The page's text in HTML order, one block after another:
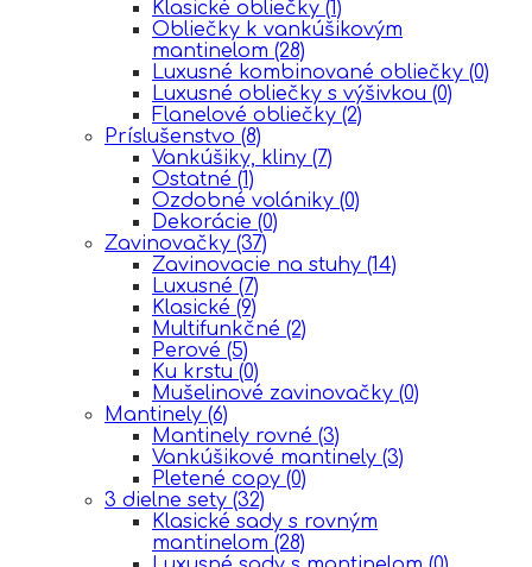
Klasické obliečky (1)
Obliečky k vankúšikovým
mantinelom (28)
Luxusné kombinované obliečky (0)
Luxusné obliečky s výšivkou (0)
Flanelové obliečky (2)
Príslušenstvo (8)
Vankúšiky, kliny (7)
Ostatné (1)
Ozdobné volániky (0)
Dekorácie (0)
Zavinovačky (37)
Zavinovacie na stuhy (14)
Luxusné (7)
Klasické (9)
Multifunkčné (2)
Perové (5)
Ku krstu (0)
Mušelinové zavinovačky (0)
Mantinely (6)
Mantinely rovné (3)
Vankúšikové mantinely (3)
Pletené copy (0)
3 dielne sety (32)
Klasické sady s rovným
mantinelom (28)